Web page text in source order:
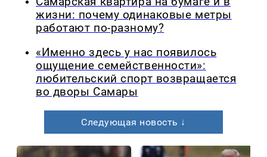
жизни: почему одинаковые метры
работают по-разному?
«Именно здесь у нас появилось
ощущение семейственности»:
любительский спорт возвращается
во дворы Самары
Следующая новость ↓